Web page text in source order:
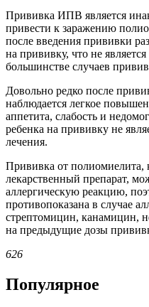
Прививка ИПВ является
привести к заражению
после введения прививки
на прививку, что не
большинстве случаев
Довольно редко после
наблюдается легкое
аппетита, слабость и
ребенка на прививку не
лечения.
Прививка от полиомиелита,
лекарственный препарат,
аллергическую реакцию,
противопоказана в случае
стрептомицин, канамицин,
на предыдущие дозы
626
Популярное